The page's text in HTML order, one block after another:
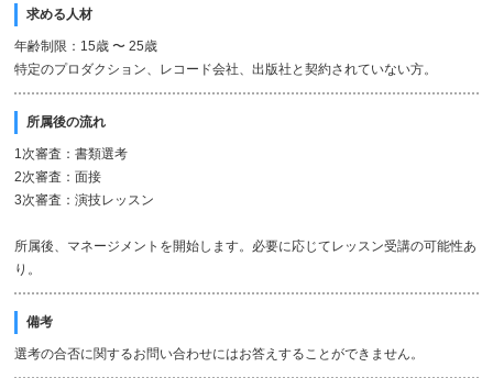
求める人材
年齢制限：15歳 〜 25歳
特定のプロダクション、レコード会社、出版社と契約されていない方。
所属後の流れ
1次審査：書類選考
2次審査：面接
3次審査：演技レッスン
所属後、マネージメントを開始します。必要に応じてレッスン受講の可能性あ
り。
備考
選考の合否に関するお問い合わせにはお答えすることができません。